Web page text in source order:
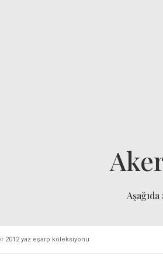
Aşağıda
2012 yaz eşarp koleksiyonu